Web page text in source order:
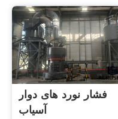
فشار نورد های دوار
آسیاب